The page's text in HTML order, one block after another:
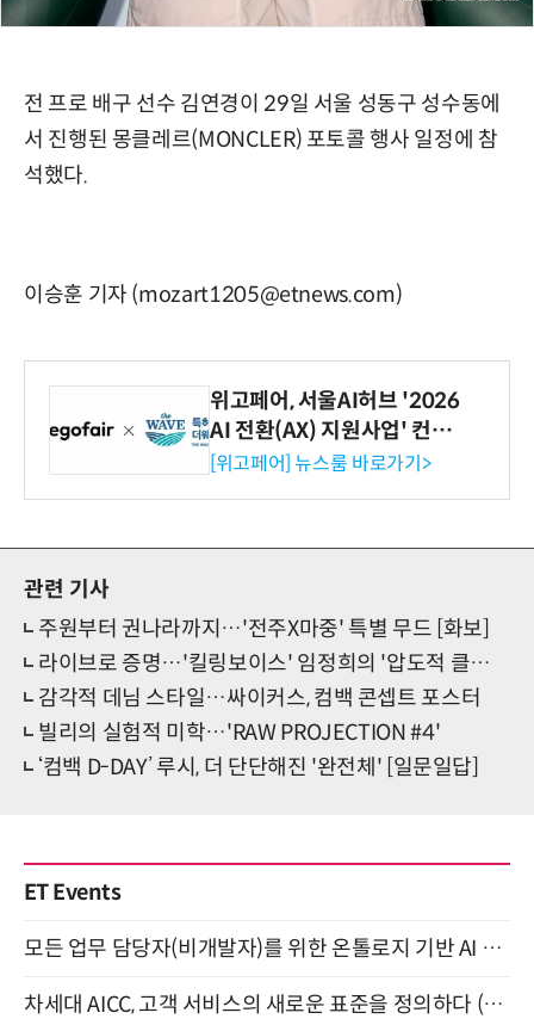
전 프로 배구 선수 김연경이 29일 서울 성동구 성수동에
서 진행된 몽클레르(MONCLER) 포토콜 행사 일정에 참
석했다.
이승훈 기자 (mozart1205@etnews.com)
위고페어, 서울AI허브 '2026
AI 전환(AX) 지원사업' 컨소
시엄 선정
[위고페어] 뉴스룸 바로가기>
관련 기사
주원부터 권나라까지…'전주X마중' 특별 무드 [화보]
라이브로 증명…'킬링보이스' 임정희의 '압도적 클래스'
감각적 데님 스타일…싸이커스, 컴백 콘셉트 포스터
빌리의 실험적 미학…'RAW PROJECTION #4'
‘컴백 D-DAY’ 루시, 더 단단해진 '완전체' [일문일답]
ET Events
모든 업무 담당자(비개발자)를 위한 온톨로지 기반 AI 지식체계 설계 1-day 워크숍 8월 20일 개최
차세대 AICC, 고객 서비스의 새로운 표준을 정의하다 (9/9)